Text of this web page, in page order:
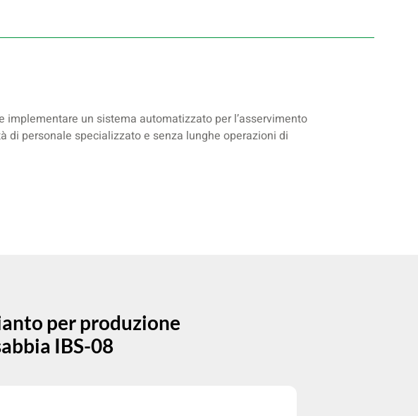
implementare un sistema automatizzato per l’asservimento
personale specializzato e senza lunghe operazioni di
per produzione
IBS-08